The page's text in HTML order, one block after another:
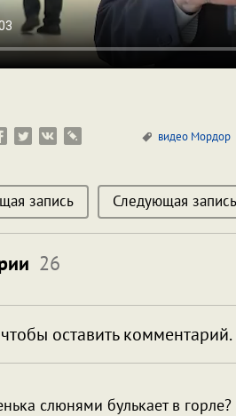
видео Мордор
запись Следующая запись
26
оставить комментарий.
слюнями булькает в